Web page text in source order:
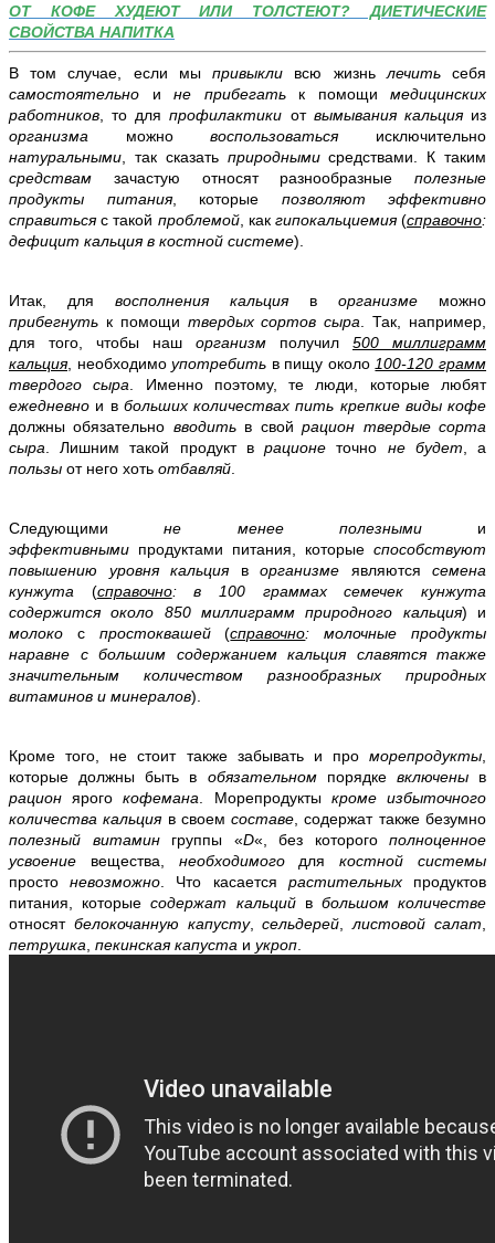
ОТ КОФЕ ХУДЕЮТ ИЛИ ТОЛСТЕЮТ? ДИЕТИЧЕСКИЕ
СВОЙСТВА НАПИТКА
В том случае, если мыпривыкли всю жизнь лечитьсебя
самостоятельно и не прибегатьк помощи медицинских
работников , то дляпрофилактики от вымывания кальцияиз
организма можновоспользоваться исключительно
натуральными , так сказать природнымисредствами. К таким
средствам зачастую относят разнообразные полезные
продукты питания, которые позволяют эффективно
справитьсяс такой проблемой, как гипокальциемия(справочно:
дефицит кальция в костной системе).
Итак, для восполнения кальцияв организме можно
прибегнуть к помощи твердых сортов сыра . Так, например,
для того, чтобы наш организм получил 500 миллиграмм
кальция, необходимоупотребить в пищу около 100-120 грамм
твердого сыра . Именно поэтому, те люди, которые любят
ежедневно и вбольших количествах пить крепкие виды кофе
должны обязательно вводить в свойрацион твердые сорта
сыра . Лишним такой продукт врационеточно не будет , а
пользы от него хоть отбавляй
Следующимине менее полезнымии
эффективными продуктами питания, которые способствуют
повышению уровня кальцияв организме являются семена
кунжута (справочно: в 100 граммах семечек кунжута
содержится около 850 миллиграмм природного кальция) и
молоко с простоквашей(справочно: молочные продукты
наравне с большим содержанием кальция славятся также
значительным количеством разнообразных природных
витаминов и минералов).
Кроме того, не стоит также забывать и про морепродукты
которые должны быть в обязательном порядке включены в
рационярогокофемана . Морепродукты кроме избыточного
количества кальцияв своемсоставе , содержат также безумно
полезный витамингруппы «D«, без которого полноценное
усвоение вещества, необходимого длякостной системы
простоневозможно . Что касается растительных продуктов
питания, которыесодержат кальций в большом количестве
относят белокочанную капусту,сельдерей ,листовой салат
петрушка пекинская капуста и укроп